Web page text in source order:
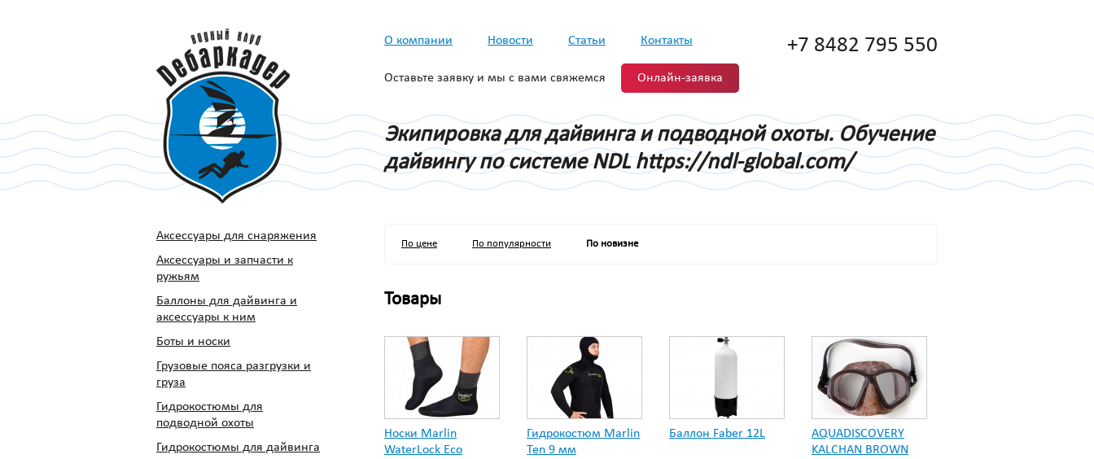
О компании Новости Статьи Контакты
Оставьте заявку и мы с вами свяжемся Онлайн-заявка
+7 8482 795 550
Экипировка для дайвинга и подводной охоты. Обучение
дайвингу по системе NDL https://ndl-global.com/
Аксессуары для снаряжения
Аксессуары и запчасти к
ружьям
Баллоны для дайвинга и
аксессуары к ним
Боты и носки
Грузовые пояса разгрузки и
груза
Гидрокостюмы для
подводной охоты
Гидрокостюмы для дайвинга
По цене По популярности По новизне
Товары
Носки Marlin
WaterLock Eco
Гидрокостюм Marlin
Ten 9 мм
Баллон Faber 12L
AQUADISCOVERY
KALCHAN BROWN